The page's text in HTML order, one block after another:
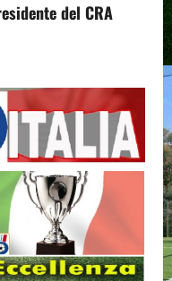
del CRA